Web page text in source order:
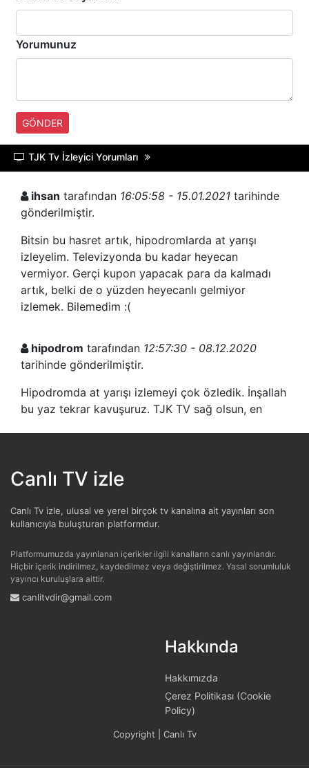
Yorumunuz
GÖNDER
TJK Tv İzleyici Yorumları
ihsan tarafından 16:05:58 - 15.01.2021 tarihinde
gönderilmiştir.
Bitsin bu hasret artık, hipodromlarda at yarışı
izleyelim. Televizyonda bu kadar heyecan
vermiyor. Gerçi kupon yapacak para da kalmadı
artık, belki de o yüzden heyecanlı gelmiyor
izlemek. Bilemedim :(
hipodrom tarafından 12:57:30 - 08.12.2020
tarihinde gönderilmiştir.
Hipodromda at yarışı izlemeyi çok özledik. İnşallah
bu yaz tekrar kavuşuruz. TJK TV sağ olsun, en
tarafından
tarihinde gönderilmiştir.
Yarışları büyük heyecanla takip ediyoruz. At
yarışlarını hipodromda seyretmenin tadı daha bir
favori attarafından
tarihinde gönderilmiştir.
tekrar yarış izlemenin başına. TJK TV canlı yayın ile
tarafından16:59:19 -
Canlı TV izle
Canlı Tv izle, ulusal ve yerel birçok tv kanalına ait yayınları son
kullanıcıyla buluşturan platformdur.
Platformumuzda yayınlanan içerikler ilgili kanalların canlı yayınlarıdır.
Hiçbir içerik indirilmez, kaydedilmez veya değiştirilmez. Yasal sorumluluk
yayıncı kuruluşlara aittir.
canlitvdir@gmail.com
Hakkında
Hakkımızda
Çerez Politikası (Cookie
Policy)
Copyright | Canlı Tv